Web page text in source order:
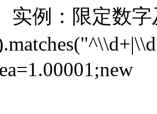
实例：限定数